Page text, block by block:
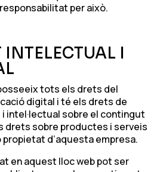
per això.
INTELECTUAL I
tots els drets del
digital i té els drets de
intel·lectual sobre el contingut
drets sobre productes i serveis
propietat d’aquesta empresa.
en aquest lloc web pot ser